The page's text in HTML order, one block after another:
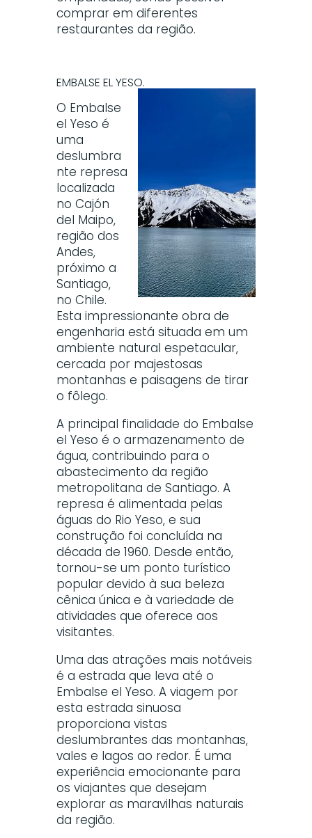
comprar em diferentes
restaurantes da região.
EMBALSE EL YESO.
O Embalse
el Yeso é
uma
deslumbra
nte represa
localizada
no Cajón
del Maipo,
região dos
Andes,
próximo a
Santiago,
no Chile.
Esta impressionante obra de
engenharia está situada em um
ambiente natural espetacular,
cercada por majestosas
montanhas e paisagens de tirar
o fôlego.
A principal finalidade do Embalse
el Yeso é o armazenamento de
água, contribuindo para o
abastecimento da região
metropolitana de Santiago. A
represa é alimentada pelas
águas do Rio Yeso, e sua
construção foi concluída na
década de 1960. Desde então,
tornou-se um ponto turístico
popular devido à sua beleza
cênica única e à variedade de
atividades que oferece aos
visitantes.
Uma das atrações mais notáveis
é a estrada que leva até o
Embalse el Yeso. A viagem por
esta estrada sinuosa
proporciona vistas
deslumbrantes das montanhas,
vales e lagos ao redor. É uma
experiência emocionante para
os viajantes que desejam
explorar as maravilhas naturais
da região.